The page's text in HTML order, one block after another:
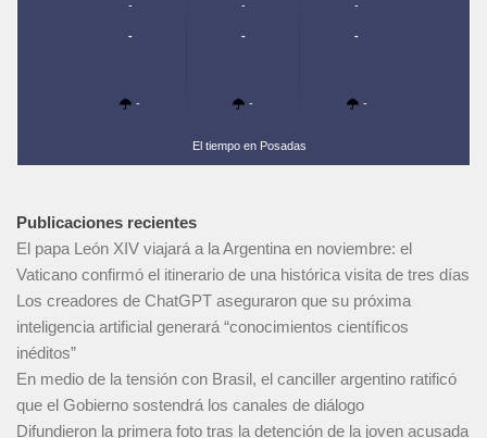
-
-
-
-
-
-
-
-
-
El tiempo en Posadas
Publicaciones recientes
El papa León XIV viajará a la Argentina en noviembre: el
Vaticano confirmó el itinerario de una histórica visita de tres días
Los creadores de ChatGPT aseguraron que su próxima
inteligencia artificial generará “conocimientos científicos
inéditos”
En medio de la tensión con Brasil, el canciller argentino ratificó
que el Gobierno sostendrá los canales de diálogo
Difundieron la primera foto tras la detención de la joven acusada